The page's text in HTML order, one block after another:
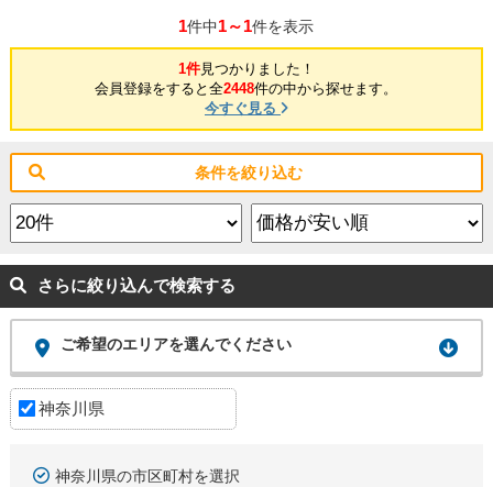
1件中1～1件を表示
1件見つかりました！
会員登録をすると全2448件の中から探せます。
今すぐ見る
条件を絞り込む
さらに絞り込んで検索する
ご希望のエリアを選んでください
神奈川県
神奈川県の市区町村を選択